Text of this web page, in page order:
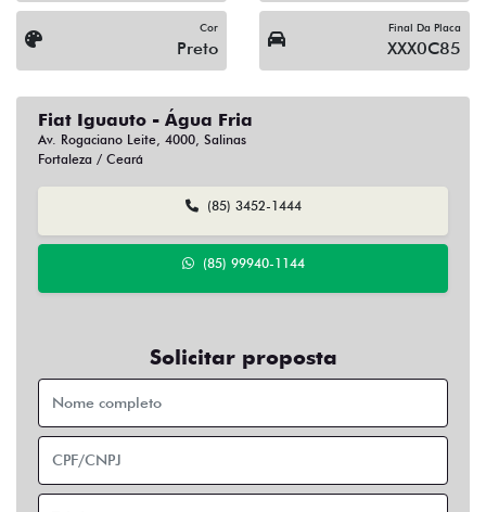
Cor
Preto
Final Da Placa
XXX0C85
Fiat Iguauto - Água Fria
Av. Rogaciano Leite, 4000, Salinas
Fortaleza / Ceará
(85) 3452-1444
(85) 99940-1144
Solicitar proposta